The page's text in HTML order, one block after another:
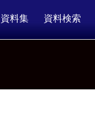
資料集 資料検索